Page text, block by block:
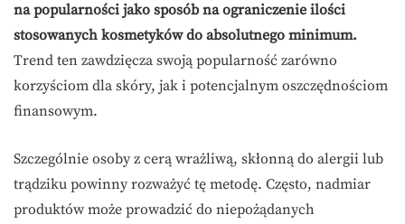
na popularności jako sposób na ograniczenie ilości
stosowanych kosmetyków do absolutnego minimum.
Trend ten zawdzięcza swoją popularność zarówno
korzyściom dla skóry, jak i potencjalnym oszczędnościom
finansowym.
Szczególnie osoby z cerą wrażliwą, skłonną do alergii lub
trądziku powinny rozważyć tę metodę. Często, nadmiar
produktów może prowadzić do niepożądanych